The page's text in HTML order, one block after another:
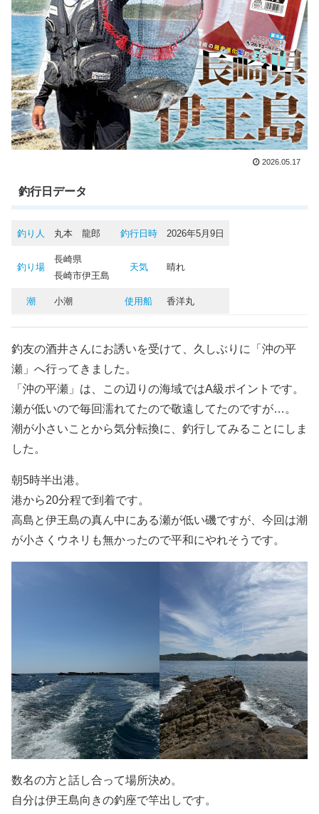
2026.05.17
釣行日データ
釣り人 丸本 龍郎 釣行日時 2026年5月9日
釣り場
長崎県
長崎市伊王島
天気 晴れ
潮 小潮 使用船 香洋丸
釣友の酒井さんにお誘いを受けて、久しぶりに「沖の平
瀬」へ行ってきました。
「沖の平瀬」は、この辺りの海域ではA級ポイントです。
瀬が低いので毎回濡れてたので敬遠してたのですが…。
潮が小さいことから気分転換に、釣行してみることにしま
した。
朝5時半出港。
港から20分程で到着です。
高島と伊王島の真ん中にある瀬が低い磯ですが、今回は潮
が小さくウネリも無かったので平和にやれそうです。
数名の方と話し合って場所決め。
自分は伊王島向きの釣座で竿出しです。